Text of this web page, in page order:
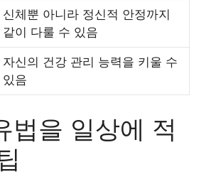
신체뿐 아니라 정신적 안정까지
같이 다룰 수 있음
자신의 건강 관리 능력을 키울 수
있음
법을 일상에 적